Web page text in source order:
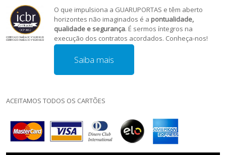
O que impulsiona a GUARUPORTAS e têm aberto
horizontes não imaginados é a pontualidade,
qualidade e segurança. É sermos íntegros na
execução dos contratos acordados. Conheça-nos!
Saiba mais
ACEITAMOS TODOS OS CARTÕES